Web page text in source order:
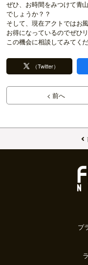
ぜひ、お時間をみつけて青
でしょうか？？
そして、現在アクトではお
お得になっているのでぜひ
この機会に相談してみてく
（Twitter）
< 前へ
プ